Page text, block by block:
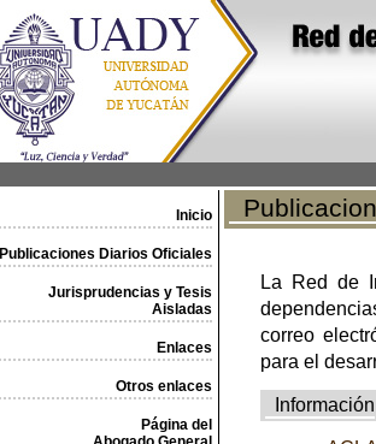
Inicio
Publicaciones Diarios Oficiales
Jurisprudencias y Tesis
Aisladas
Enlaces
Otros enlaces
Página del
La Red de
correo
para el
Información